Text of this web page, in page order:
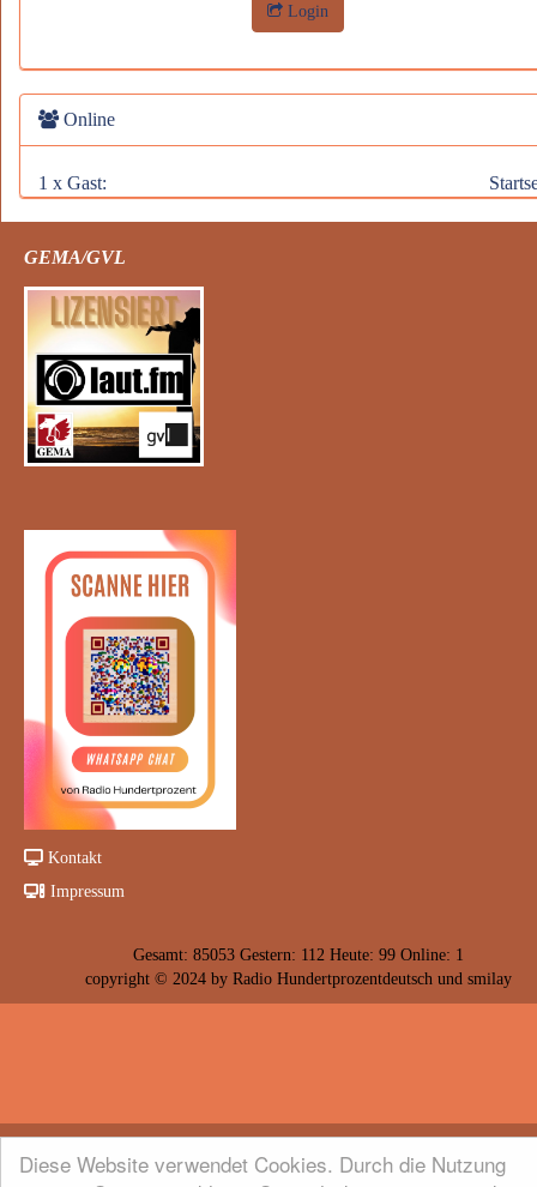
Diese Website verwendet Cookies. Durch die Nutzung
Login
Online
1 x Gast:
GEMA/GVL
Kontakt
Impressum
Gesamt: 85053 Gestern: 112 Heute: 99 Online: 1
copyright © 2024 by Radio Hundertprozentdeutsch und smilay